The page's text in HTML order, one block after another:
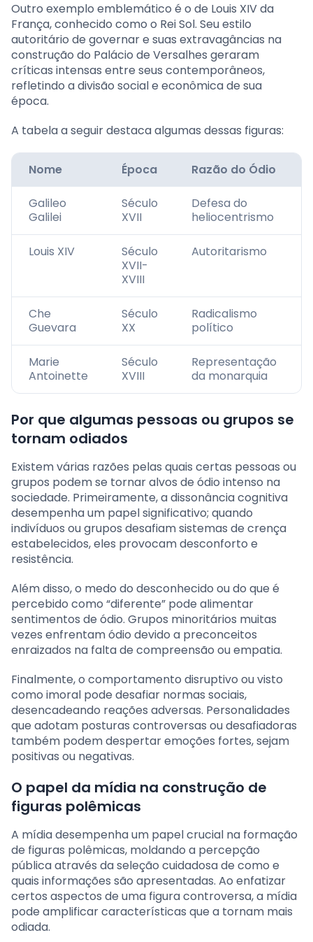
Outro exemplo emblemático é o de Louis XIV da
França, conhecido como o Rei Sol. Seu estilo
autoritário de governar e suas extravagâncias na
construção do Palácio de Versalhes geraram
críticas intensas entre seus contemporâneos,
refletindo a divisão social e econômica de sua
época.
A tabela a seguir destaca algumas dessas figuras:
Nome Época Razão do Ódio
Galileo
Galilei
Século
XVII
Defesa do
heliocentrismo
Louis XIV
Século
XVII-
XVIII
Autoritarismo
Che
Guevara
Século
XX
Radicalismo
político
Marie
Antoinette
Século
XVIII
Representação
da monarquia
Por que algumas pessoas ou grupos se
tornam odiados
Existem várias razões pelas quais certas pessoas ou
grupos podem se tornar alvos de ódio intenso na
sociedade. Primeiramente, a dissonância cognitiva
desempenha um papel significativo; quando
indivíduos ou grupos desafiam sistemas de crença
estabelecidos, eles provocam desconforto e
resistência.
Além disso, o medo do desconhecido ou do que é
percebido como “diferente” pode alimentar
sentimentos de ódio. Grupos minoritários muitas
vezes enfrentam ódio devido a preconceitos
enraizados na falta de compreensão ou empatia.
Finalmente, o comportamento disruptivo ou visto
como imoral pode desafiar normas sociais,
desencadeando reações adversas. Personalidades
que adotam posturas controversas ou desafiadoras
também podem despertar emoções fortes, sejam
positivas ou negativas.
O papel da mídia na construção de
figuras polêmicas
A mídia desempenha um papel crucial na formação
de figuras polêmicas, moldando a percepção
pública através da seleção cuidadosa de como e
quais informações são apresentadas. Ao enfatizar
certos aspectos de uma figura controversa, a mídia
pode amplificar características que a tornam mais
odiada.